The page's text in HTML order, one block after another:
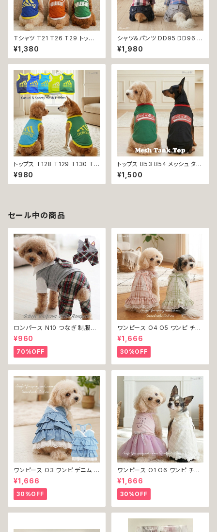
Ｔシャツ T21 T26 T29 トップ
ス ノースリーブ メッシュ 夏 蒸
れにくい 犬 猫 ペット 犬の服 猫
の服 犬服 猫服 返品交換不可
¥1,380
シャツ＆パンツ DD95 DD96 チ
ェック柄 星柄 半袖 つなぎ オー
ルインワン カバーオール 犬用
猫用 犬 猫 ペット 服 犬服 猫服
¥1,980
トップス T128 T129 T130 T1
31 T132 Ｔシャツ 1-7号 小型
犬用 スポーティー カジュアル
メッシュ ノースリーブ ブルー グ
レ 小型犬 返品交換不可
¥980
トップス B53 B54 メッシュ タン
ク スリーブレス ノースリーブ 犬
の服 春 夏 ドックウェア カジュ
アル スリーブレス グリーン ブラ
¥1,500
セール中の商品
ロンパース N10 つなぎ 制服風
チェック柄 グレー 灰色 コスチュ
ーム コスプレ ドッグウェア dog
犬 猫 ペット 服 犬服 洋服 オシ
ャレ かわいい 小型犬 返品交換
不可
¥960
70%OFF
ワンピース O4 O5 ワンピ チェ
ック プリーツ レース 女の子 犬
犬服 小型 猫 服 洋服 ペット do
g ドッグウェア おしゃれ かわい
い 返品交換不可
¥1,666
30%OFF
ワンピース O3 ワンピ デニム プ
リーツ レース 女の子 犬 犬服
小型 猫 服 洋服 ペット dog ド
ッグウェア おしゃれ かわいい 返
品交換不可
¥1,666
30%OFF
ワンピース O1 O6 ワンピ チュ
ール レース 花 フラワー 女の子
犬 犬服 小型 猫 服 洋服 ペット
dog ドッグウェア おしゃれ かわ
いい 返品交換不可
¥1,666
30%OFF